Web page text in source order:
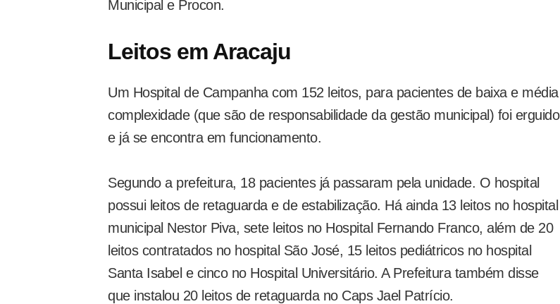
Municipal e Procon.
Leitos em Aracaju
Um Hospital de Campanha com 152 leitos, para pacientes de baixa e média
complexidade (que são de responsabilidade da gestão municipal) foi erguido
e já se encontra em funcionamento.
Segundo a prefeitura, 18 pacientes já passaram pela unidade. O hospital
possui leitos de retaguarda e de estabilização. Há ainda 13 leitos no hospital
municipal Nestor Piva, sete leitos no Hospital Fernando Franco, além de 20
leitos contratados no hospital São José, 15 leitos pediátricos no hospital
Santa Isabel e cinco no Hospital Universitário. A Prefeitura também disse
que instalou 20 leitos de retaguarda no Caps Jael Patrício.